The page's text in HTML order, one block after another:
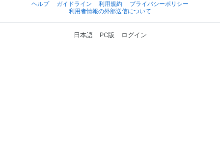
ヘルプ
ガイドライン 利用規約
プライバシーポリシー
利用者情報の外部送信について
日本語 PC版 ログイン